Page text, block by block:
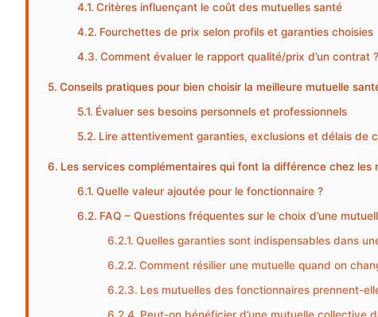
Critères influençant le coût des mutuelles santé
Fourchettes de prix selon profils et garanties choisies
Comment évaluer le rapport qualité/prix d’un contrat ?
Conseils pratiques pour bien choisir la meilleure mutuelle
Évaluer ses besoins personnels et professionnels
Lire attentivement garanties, exclusions et délais de
Les services complémentaires qui font la différence chez les
Quelle valeur ajoutée pour le fonctionnaire ?
FAQ – Questions fréquentes sur le choix d’une
Quelles garanties sont indispensables dans
Comment résilier une mutuelle quand on
Les mutuelles des fonctionnaires prennent-